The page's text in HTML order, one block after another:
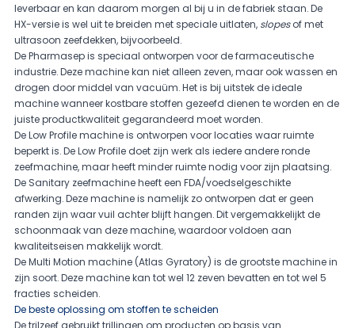
leverbaar en kan daarom morgen al bij u in de fabriek staan. De
HX-versie is wel uit te breiden met speciale uitlaten, slopesof met
ultrasoon zeefdekken, bijvoorbeeld.
De Pharmasep is speciaal ontworpen voor de farmaceutische
industrie. Deze machine kan niet alleen zeven, maar ook wassen en
drogen door middel van vacuüm. Het is bij uitstek de ideale
machine wanneer kostbare stoffen gezeefd dienen te worden en de
juiste productkwaliteit gegarandeerd moet worden.
De Low Profile machine is ontworpen voor locaties waar ruimte
beperkt is. De Low Profile doet zijn werk als iedere andere ronde
zeefmachine, maar heeft minder ruimte nodig voor zijn plaatsing.
De Sanitary zeefmachine heeft een FDA/voedselgeschikte
afwerking. Deze machine is namelijk zo ontworpen dat er geen
randen zijn waar vuil achter blijft hangen. Dit vergemakkelijkt de
schoonmaak van deze machine, waardoor voldoen aan
kwaliteitseisen makkelijk wordt.
De Multi Motion machine (Atlas Gyratory) is de grootste machine in
zijn soort. Deze machine kan tot wel 12 zeven bevatten en tot wel 5
fracties scheiden.
De beste oplossing om stoffen te scheiden
De trilzeef gebruikt trillingen om producten op basis van